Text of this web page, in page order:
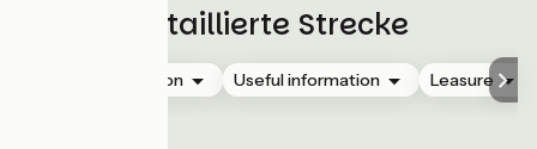
Detaillierte Strecke
Accommodation Useful information Leasure